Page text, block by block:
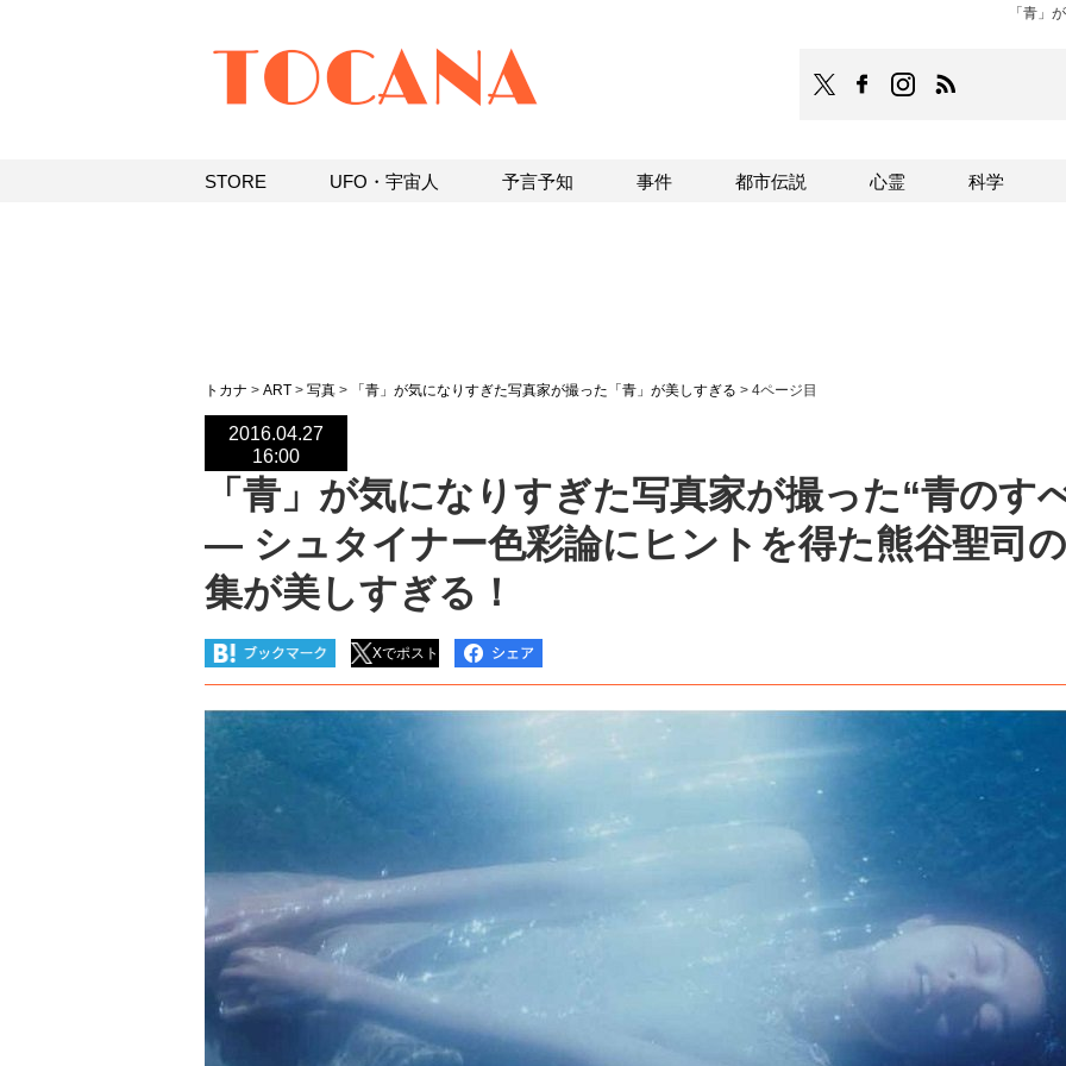
「青」
TOCANAのFacebookはこち
TOCANAのinstagram
トカナ > ART > 写真 > 「青」が気になりすぎた写真家が撮った「青」が美しすぎる > 4ページ目
2016.04.27
16:00
「青」が気になりすぎた写真家が撮った“青のす
― シュタイナー色彩論にヒントを得た熊谷聖司
集が美しすぎる！
Xでポスト
STORE UFO・宇宙人 予言予知 事件 都市伝説 心霊 科学